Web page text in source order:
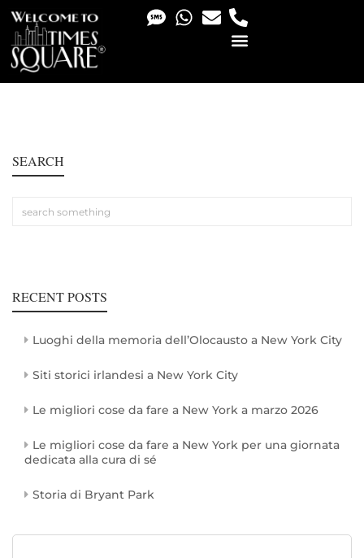
SEARCH
RECENT POSTS
Luoghi della memoria dell’Olocausto a New York City
Siti storici irlandesi a New York City
Le migliori cose da fare a New York a marzo 2026
Le migliori cose da fare a New York per una giornata
dedicata alla cura di sé
Storia di Bryant Park